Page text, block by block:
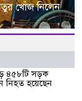
খোঁজ নিলেন
৪৫৮টি সড়ক
নিহত হয়েছেন